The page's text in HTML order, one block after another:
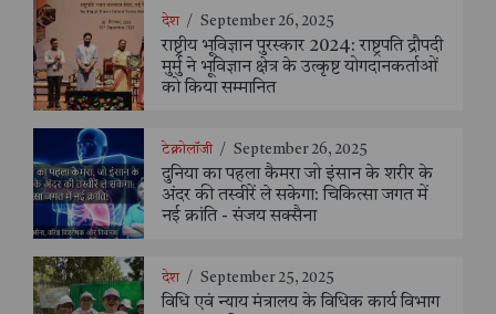
देश / September 26, 2025
राष्ट्रीय भूविज्ञान पुरस्कार 2024: राष्ट्रपति द्रौपदी
मुर्मु ने भूविज्ञान क्षेत्र के उत्कृष्ट योगदानकर्ताओं
को किया सम्मानित
टेक्नोलॉजी / September 26, 2025
दुनिया का पहला कैमरा जो इंसान के शरीर के
अंदर की तस्वीरें ले सकेगा: चिकित्सा जगत में
नई क्रांति - संजय सक्सैना
देश / September 25, 2025
विधि एवं न्याय मंत्रालय के विधिक कार्य विभाग